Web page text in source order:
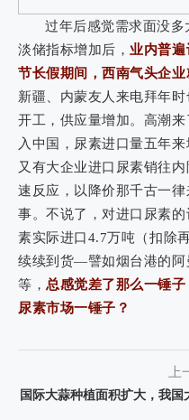
过年后感觉需求面没多
淡储指标增加后，业内普
节长假期间，西南气头企业
新疆、内蒙友人来电拜年
开工，供应量增加。高潮
入中国，尿素进口量五年
又有大企业进口尿素销往
速反应，以降价那千古一
事。不说了，对进口尿素
素实际进口4.7万吨（扣除
续续到货—譬如烟台港的阿
等，总感觉差了那么一锤
尿素市场一锤子？
上
国际大蒜种植面积扩大，我